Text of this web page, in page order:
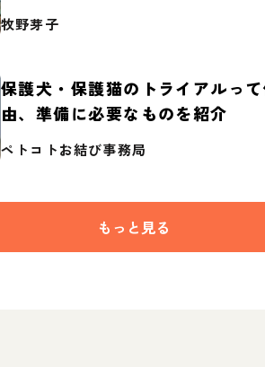
牧野芽子
保護犬・保護猫のトライアルっ
由、準備に必要なものを紹介
ペトコトお結び事務局
もっと見る